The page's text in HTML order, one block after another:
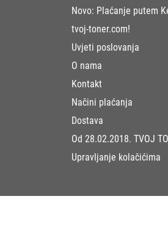
Novo: Plaćanje putem
tvoj-toner.com!
Uvjeti poslovanja
O nama
Kontakt
Načini plaćanja
Dostava
Od 28.02.2018. TVOJ
Upravljanje kolačićima